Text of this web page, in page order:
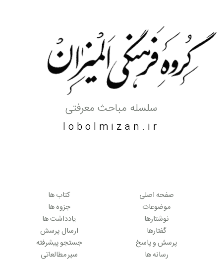
سلسله مباحث معرفتی
lobolmizan.ir
صفحه اصلی
موضوعات
نوشتارها
گفتارها
پرسش و پاسخ
رسانه ها
کتاب ها
جزوه ها
یادداشت ها
ارسال پرسش
جستجو پیشرفته
سیر مطالعاتی